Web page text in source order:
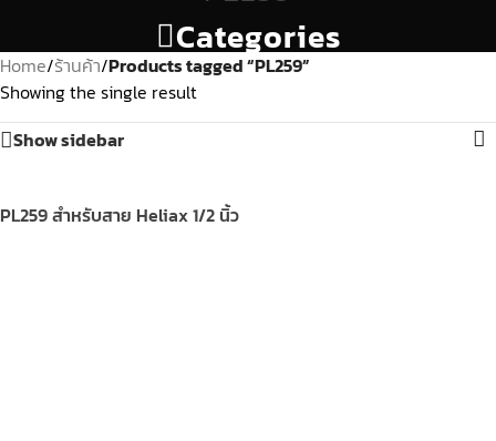
Categories
Home/ร้านค้า/Products tagged “PL259”
Showing the single result
Show sidebar
PL259 สำหรับสาย Heliax 1/2 นิ้ว